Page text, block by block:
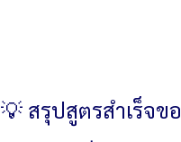
💡 สรุปสูตรสำเร็จข